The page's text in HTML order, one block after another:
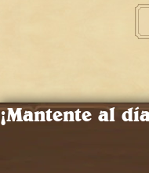
¡Mantente al